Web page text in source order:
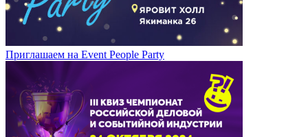
Приглашаем на Event People Party